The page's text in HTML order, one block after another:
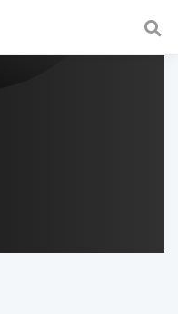
a fast and